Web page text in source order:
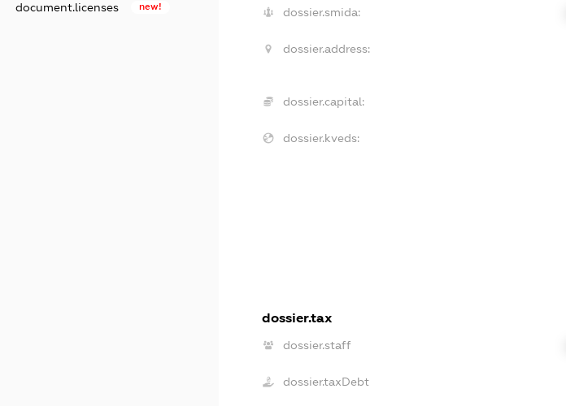
document.licenses new! dossier.smida:
dossier.address:
dossier.capital:
dossier.kveds:
dossier.tax
dossier.staff
dossier.taxDebt